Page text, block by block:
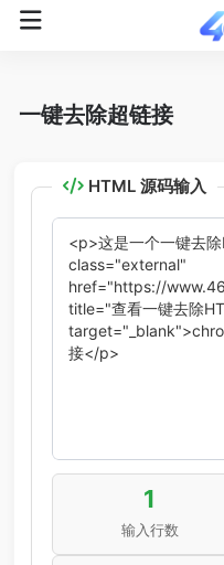
一键去除超链接
HTML 源码输入
1
输入行数